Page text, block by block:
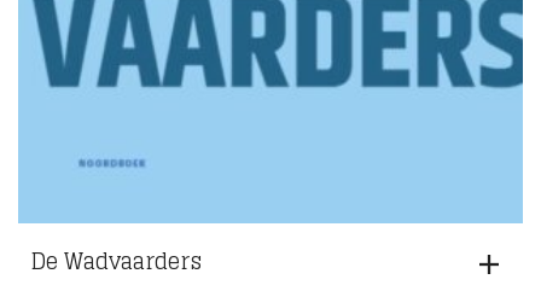
De Wadvaarders